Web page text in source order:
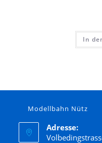
In
Modellbahn Nütz
Adresse: